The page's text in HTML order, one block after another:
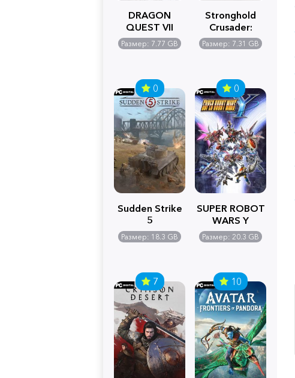
DRAGON
QUEST VII
Reimagined
Размер: 7.77 GB
Stronghold
Crusader:
Definitive
Edition
Размер: 7.31 GB
0
Sudden Strike
5
Размер: 18.3 GB
0
SUPER ROBOT
WARS Y
Размер: 20.3 GB
7 10